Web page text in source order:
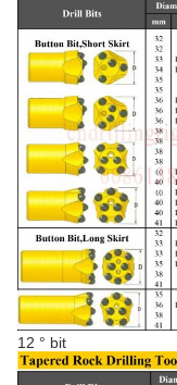
12 ° bit